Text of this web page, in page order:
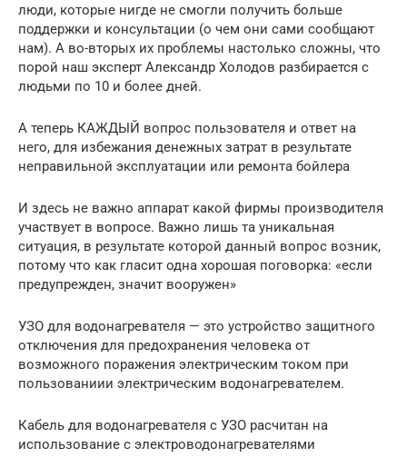
люди, которые нигде не смогли получить больше
поддержки и консультации (о чем они сами сообщают
нам). А во-вторых их проблемы настолько сложны, что
порой наш эксперт Александр Холодов разбирается с
людьми по 10 и более дней.
А теперь КАЖДЫЙ вопрос пользователя и ответ на
него, для избежания денежных затрат в результате
неправильной эксплуатации или ремонта бойлера
И здесь не важно аппарат какой фирмы производителя
участвует в вопросе. Важно лишь та уникальная
ситуация, в результате которой данный вопрос возник,
потому что как гласит одна хорошая поговорка: «если
предупрежден, значит вооружен»
УЗО для водонагревателя — это устройство защитного
отключения для предохранения человека от
возможного поражения электрическим током при
пользованиии электрическим водонагревателем.
Кабель для водонагревателя с УЗО расчитан на
использование с электроводонагревателями